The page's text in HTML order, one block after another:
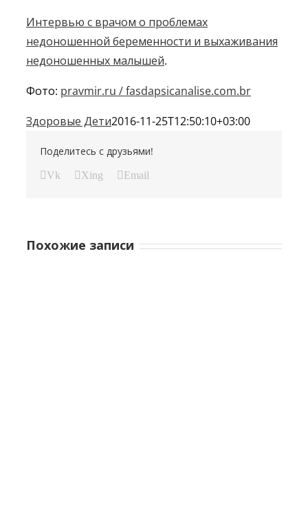
Интервью с врачом о проблемах
недоношенной беременности и выхаживания
недоношенных малышей.
Фото: pravmir.ru / fasdapsicanalise.com.br
Здоровые Дети2016-11-25T12:50:10+03:00
Поделитесь с друзьями!
Vk Xing Email
Похожие записи